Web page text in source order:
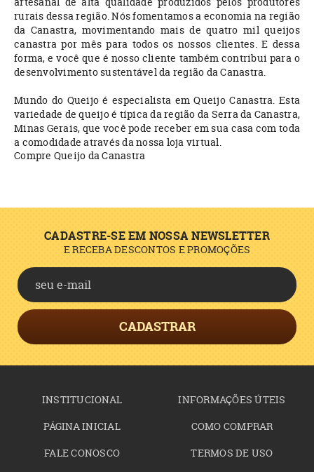
rurais dessa região. Nós fomentamos a economia na região
da Canastra, movimentando mais de quatro mil queijos
canastra por mês para todos os nossos clientes. E dessa
forma, e você que é nosso cliente também contribui para o
desenvolvimento sustentável da região da Canastra.
Mundo do Queijo é especialista em Queijo Canastra. Esta
variedade de queijo é típica da região da Serra da Canastra,
Minas Gerais, que você pode receber em sua casa com toda
a comodidade através da nossa loja virtual.
Compre Queijo da Canastra
CADASTRE-SE EM NOSSA NEWSLETTER
E RECEBA DESCONTOS E PROMOÇÕES
CADASTRAR
INSTITUCIONAL
PÁGINA INICIAL
FALE CONOSCO
INFORMAÇÕES ÚTEIS
COMO COMPRAR
TERMOS DE USO